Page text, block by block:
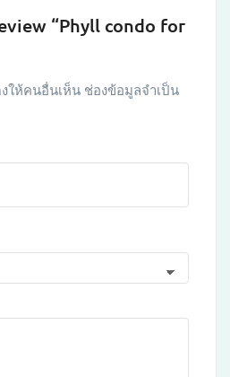
“Phyll condo for
ให้คนอื่นเห็น ช่องข้อมูลจำเป็น